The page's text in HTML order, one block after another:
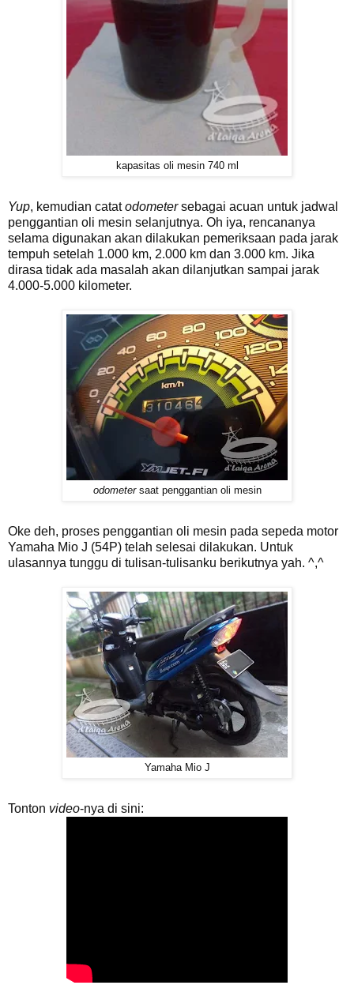
kapasitas oli mesin 740 ml
Yup, kemudian catatodometersebagai acuan untuk jadwal
penggantian oli mesin selanjutnya. Oh iya, rencananya
selama digunakan akan dilakukan pemeriksaan pada jarak
tempuh setelah 1.000 km, 2.000 km dan 3.000 km. Jika
dirasa tidak ada masalah akan dilanjutkan sampai jarak
4.000-5.000 kilometer.
odometersaat penggantian oli mesin
Oke deh, proses penggantian oli mesin pada sepeda motor
Yamaha Mio J (54P) telah selesai dilakukan. Untuk
ulasannya tunggu di tulisan-tulisanku berikutnya yah. ^,^
Yamaha Mio J
Tonton video-nya di sini: